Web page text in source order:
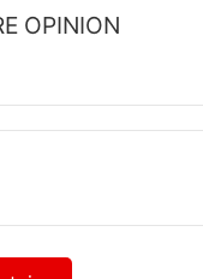
OPINION